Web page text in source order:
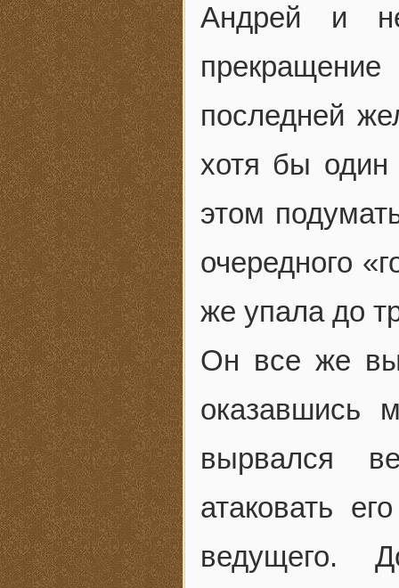
Андрей и
последней
хотя бы один
этом
очередного
же упала до
Он все же
оказавшись
вырвался
атаковать
ведущего.